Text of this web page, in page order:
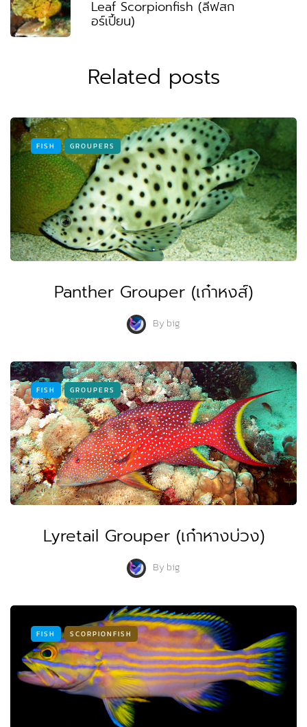
Leaf Scorpionfish (ลีฟสก
อร์เปี้ยน)
Related posts
FISH GROUPERS
Panther Grouper (เก๋าหงส์)
Bybig
FISH GROUPERS
Lyretail Grouper (เก๋าหางบ่วง)
Bybig
FISH SCORPIONFISH